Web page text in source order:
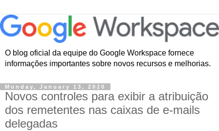
O blog oficial da equipe do Google Workspace fornece
informações importantes sobre novos recursos e melhorias.
Monday, January 13, 2020
Novos controles para exibir a atribuição
dos remetentes nas caixas de e-mails
delegadas